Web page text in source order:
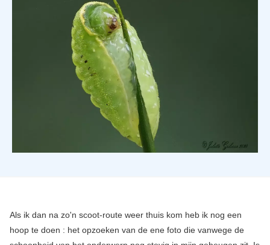
Als ik dan na zo'n scoot-route weer thuis kom heb ik nog een
hoop te doen : het opzoeken van de ene foto die vanwege de